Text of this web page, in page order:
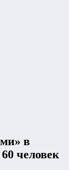
в
человек